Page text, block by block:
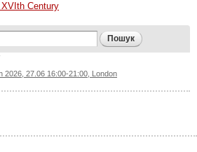
Century
2026, 27.06 16:00-21:00, London